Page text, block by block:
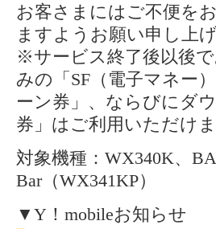
お客さまにはご不便を
ますようお願い申し上げ
※サービス終了後以後
みの「SF（電子マネー
ーン券」、ならびにダ
券」はご利用いただけま
対象機種：WX340K、
Bar（WX341KP）
▼Y！mobileお知らせ